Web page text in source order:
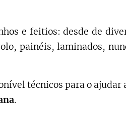
e feitios: desde de
painéis, laminados,
técnicos para o ajudar
.